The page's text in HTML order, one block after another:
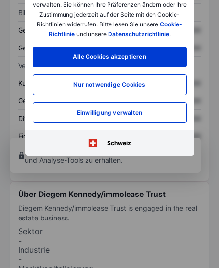
verwalten. Sie können Ihre Präferenzen ändern oder Ihre
Zustimmung jederzeit auf der Seite mit den Cookie-
Richtlinien widerrufen. Bitte lesen Sie unsere Cookie-
Richtlinieund unsere Datenschutzrichtlinie.
Alle Cookies akzeptieren
Nur notwendige Cookies
Einwilligung verwalten
Schweiz
Bilanz
Gesamtvermögen XXXXXXX
Gesamtschulden XXXXXXX XXXXXXX
Verhältnisse
Kurs/Umsatz XXXXXXX
Gewinn je Aktie XXXXXXX XXXXXXX
Dividende je Aktie
Eigenkapitalrendite
XXXXXXX
um Zugriff auf mehr Diagramm-
und Analyse-Tools zu erhalten.
Über Diegem Kennedy/immolease Trust
Diegem Kennedy/immolease Trust is engaged in the real
estate business.
Sektor
-
Industrie
-